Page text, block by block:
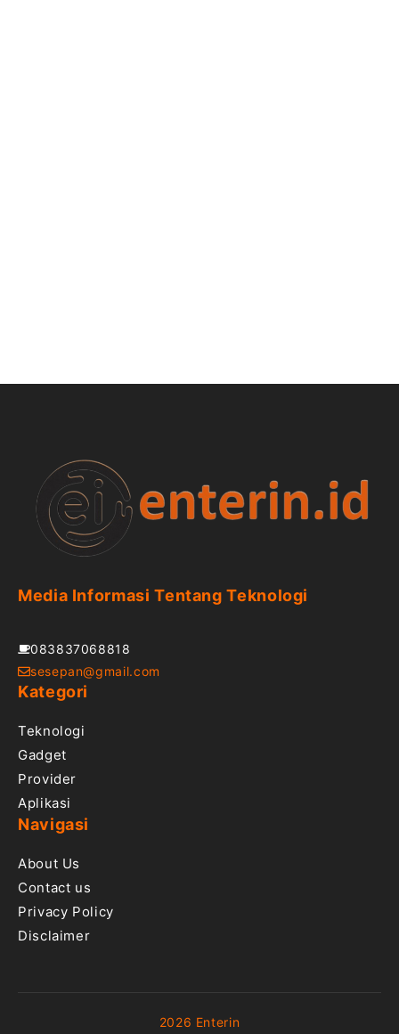
Media Informasi Tentang Teknologi
083837068818
sesepan@gmail.com
Kategori
Teknologi
Gadget
Provider
Aplikasi
Navigasi
About Us
Contact us
Privacy Policy
Disclaimer
2026 Enterin